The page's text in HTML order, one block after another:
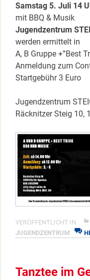
Samstag 5. Juli 14
mit BBQ & Musik
Jugendzentrum
werden ermittelt in
A, B Gruppe +”Best
Anmeldung zum
Startgebühr 3 Euro
Jugendzentrum
Räcknitzer Steig 10,
VERÖFFENTLICHT IN
JUGENDZENTRUM
Tanztee im